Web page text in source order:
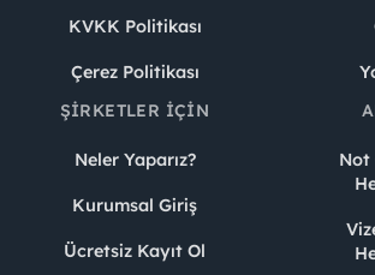
KVKK Politikası
Çerez Politikası
ŞIRKETLER İÇIN
Neler Yaparız?
Kurumsal Giriş
Ücretsiz Kayıt Ol
Not